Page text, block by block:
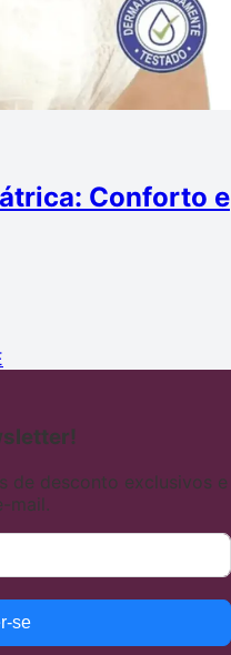
Conforto e
de desconto exclusivos e
mail.
se